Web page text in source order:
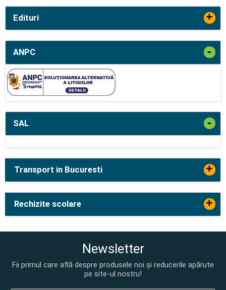
Edituri +
ANPC -
SAL -
Transport in Bucuresti +
Rechizite scolare +
Newsletter
Fii primul care află despre produsele noi și reducerile apărute
pe site-ul nostru!